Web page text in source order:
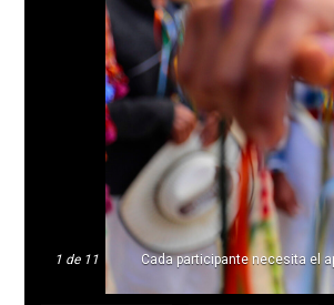
1 de 11
Cada participante necesita el